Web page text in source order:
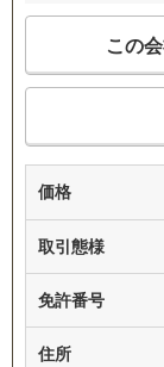
この
価格
取引態様
免許番号
住所